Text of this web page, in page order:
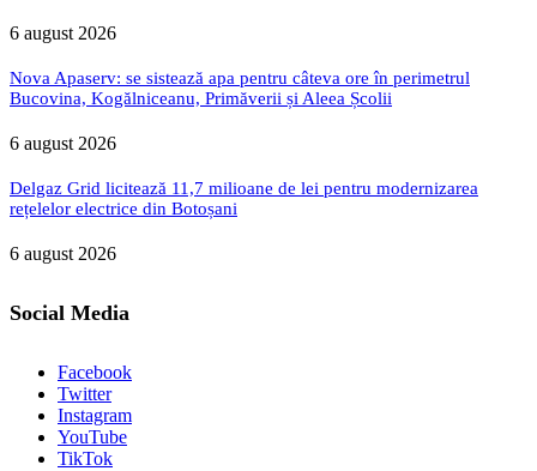
6 august 2026
Nova Apaserv: se sistează apa pentru câteva ore în perimetrul
Bucovina, Kogălniceanu, Primăverii și Aleea Școlii
6 august 2026
Delgaz Grid licitează 11,7 milioane de lei pentru modernizarea
rețelelor electrice din Botoșani
6 august 2026
Social Media
Facebook
Twitter
Instagram
YouTube
TikTok